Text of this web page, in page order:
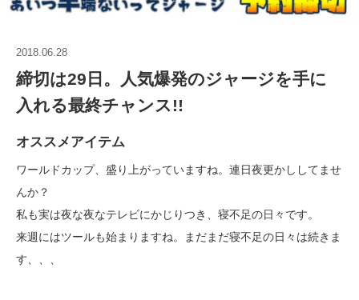
2018.06.28
締切は29日。人気爆発のジャージを手に
入れる最終チャンス!!
オススメアイテム
ワールドカップ、盛り上がっていますね。連日夜更かししてませ
んか？
私も実は夜な夜なテレビにかじりつき、寝不足の日々です。
来週にはツールも始まりますね。まだまだ寝不足の日々は続きま
す、、、